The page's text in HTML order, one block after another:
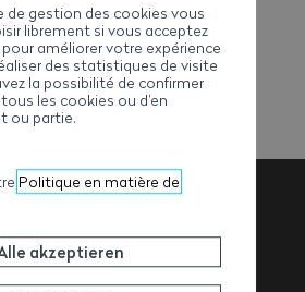
de gestion des cookies vous
librement si vous acceptez
améliorer votre expérience
des statistiques de visite
la possibilité de confirmer
les cookies ou d’en
ou partie.
Politique en matière de
akzeptieren